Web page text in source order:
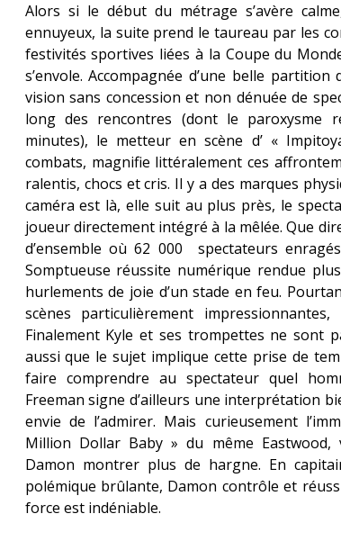
Alors si le début du métrage s’avère
ennuyeux, la suite prend le taureau par les
festivités sportives liées à la Coupe du
s’envole. Accompagnée d’une belle partition
vision sans concession et non dénuée de
long des rencontres (dont le paroxysme
minutes), le metteur en scène d’ «
combats, magnifie littéralement ces
ralentis, chocs et cris. Il y a des marques
caméra est là, elle suit au plus près, le
joueur directement intégré à la mêlée. Que
d’ensemble où 62 000 spectateurs
Somptueuse réussite numérique rendue
hurlements de joie d’un stade en feu.
scènes particulièrement
Finalement Kyle et ses trompettes ne sont
aussi que le sujet implique cette prise de
faire comprendre au spectateur quel
Freeman signe d’ailleurs une interprétation
envie de l’admirer. Mais curieusement
Million Dollar Baby » du même
Damon montrer plus de hargne. En
polémique brûlante, Damon contrôle et
force est indéniable.